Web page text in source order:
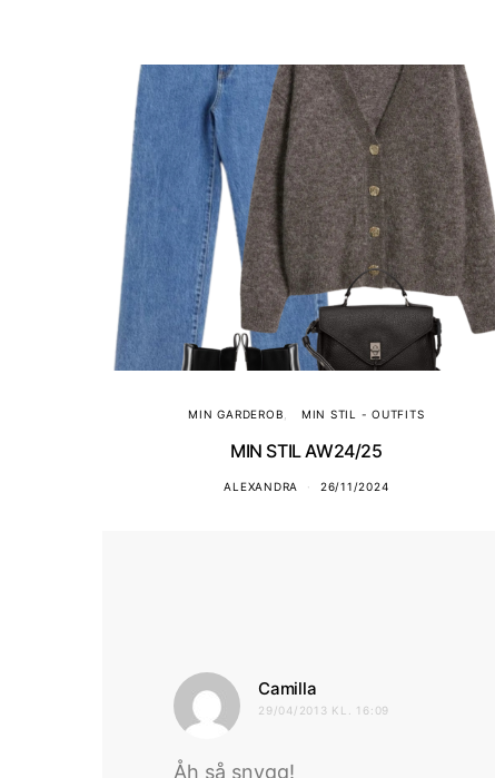
MIN GARDEROB MIN STIL - OUTFITS
MIN STIL AW24/25
ALEXANDRA 26/11/2024
Camilla
29/04/2013 KL. 16:09
Åh så snygg!